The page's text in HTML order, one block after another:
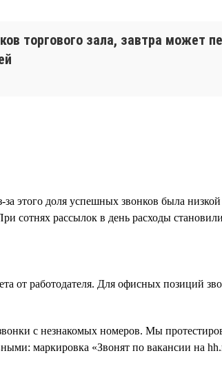
торгового зала, завтра может
этого доля успешных звонков была низкой
сотнях рассылок в день расходы
от работодателя. Для офисных позиций
с незнакомых номеров. Мы
маркировка «Звонят по вакансии на